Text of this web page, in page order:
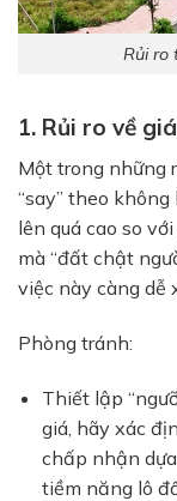
Rủi ro
1. Rủi ro về
Một trong những
“say” theo
lên quá cao so
mà “đất chật
việc này càng dễ
Phòng tránh:
Thiết lập
giá, hãy xác
chấp nhận
tiềm năng lô